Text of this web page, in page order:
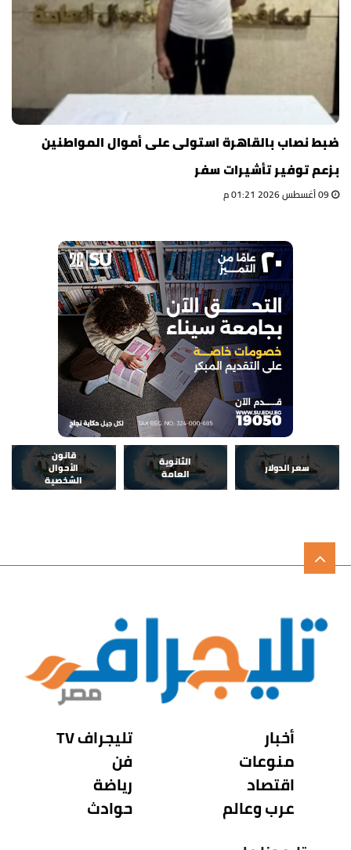
ضبط نصاب بالقاهرة استولى على أموال المواطنين
بزعم توفير تأشيرات سفر
سعر الدولار
الثانوية
العامة
قانون
الأحوال
الشخصية
أخبار
منوعات
اقتصاد
عرب وعالم
تليجراف TV
فن
رياضة
حوادث